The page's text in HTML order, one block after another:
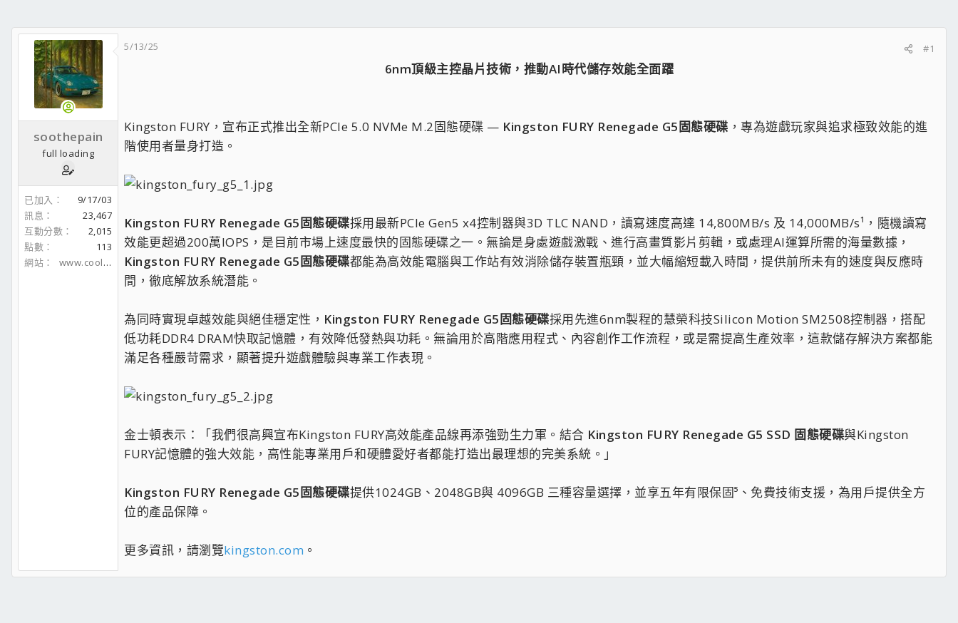
soothepain
full loading
已加入
9/17/03
訊息
23,467
互動分數
2,015
點數
113
網站
www.coolaler.com
5/13/25 #1
6nm頂級主控晶片技術，推動AI時代儲存效能全面躍
Kingston FURY，宣布正式推出全新PCIe 5.0 NVMe M.2固態硬碟 — Kingston FURY Renegade G5固態硬碟 ，專為遊戲玩家與追求極致效能的進
階使用者量身打造。
Kingston FURY Renegade G5固態硬碟採用最新PCIe Gen5 x4控制器與3D TLC NAND，讀寫速度高達 14,800MB/s 及 14,000MB/s¹，隨機讀寫
效能更超過200萬IOPS，是目前市場上速度最快的固態硬碟之一。無論是身處遊戲激戰、進行高畫質影片剪輯，或處理AI運算所需的海量數據，
Kingston FURY Renegade G5固態硬碟都能為高效能電腦與工作站有效消除儲存裝置瓶頸，並大幅縮短載入時間，提供前所未有的速度與反應時
間，徹底解放系統潛能。
為同時實現卓越效能與絕佳穩定性， Kingston FURY Renegade G5固態硬碟採用先進6nm製程的慧榮科技Silicon Motion SM2508控制器，搭配
低功耗DDR4 DRAM快取記憶體，有效降低發熱與功耗。無論用於高階應用程式、內容創作工作流程，或是需提高生產效率，這款儲存解決方案都能
滿足各種嚴苛需求，顯著提升遊戲體驗與專業工作表現。
金士頓表示：「我們很高興宣布Kingston FURY高效能產品線再添強勁生力軍。結合 Kingston FURY Renegade G5 SSD 固態硬碟與Kingston
FURY記憶體的強大效能，高性能專業用戶和硬體愛好者都能打造出最理想的完美系統。」
Kingston FURY Renegade G5固態硬碟提供1024GB、2048GB與 4096GB 三種容量選擇，並享五年有限保固⁵、免費技術支援，為用戶提供全方
位的產品保障。
更多資訊，請瀏覽kingston.com 。